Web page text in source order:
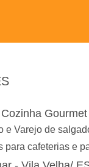
Gourmet
e Varejo de
para cafeterias e